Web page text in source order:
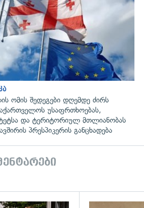
ომის შედეგები დღემდე ძირს
უსაფრთხოებას,
და ტერიტორიულ მთლიანობას
პრესპიკერის განცხადება